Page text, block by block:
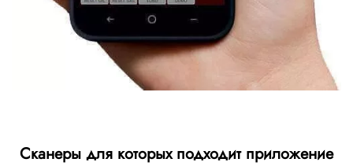
Сканеры для которых подходит приложение